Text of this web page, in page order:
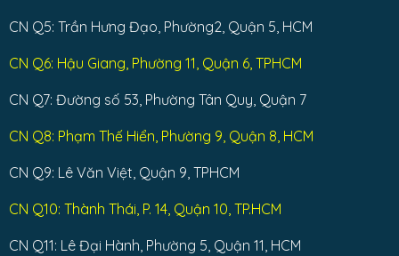
CN Q5: Trần Hưng Đạo, Phường2, Quận 5, HCM
CN Q6: Hậu Giang, Phường 11, Quận 6, TPHCM
CN Q7: Đường số 53, Phường Tân Quy, Quận 7
CN Q8: Phạm Thế Hiển, Phường 9, Quận 8, HCM
CN Q9: Lê Văn Việt, Quận 9, TPHCM
CN Q10: Thành Thái, P. 14, Quận 10, TP.HCM
CN Q11: Lê Đại Hành, Phường 5, Quận 11, HCM